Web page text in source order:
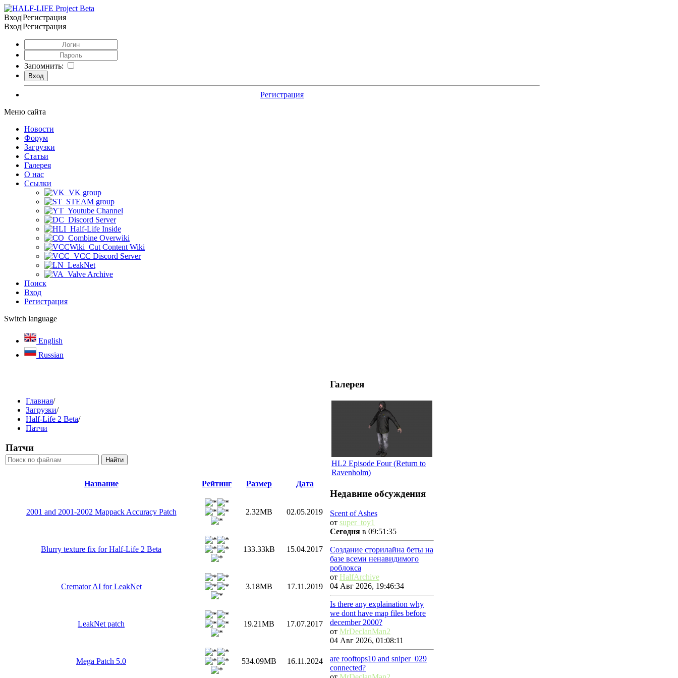
Вход|Регистрация
Вход|Регистрация
Запомнить:
Регистрация
Меню сайта
Новости
Форум
Загрузки
Статьи
Галерея
О нас
Ссылки
VK group
STEAM group
Youtube Channel
Discord Server
Half-Life Inside
Combine Overwiki
Cut Content Wiki
VCC Discord Server
LeakNet
Valve Archive
Поиск
Вход
Регистрация
Switch language
English
Russian
Главная/
Загрузки/
Half-Life 2 Beta/
Патчи
Патчи
Название Рейтинг Размер Дата
2001 and 2001-2002 Mappack Accuracy Patch 2.32MB 02.05.2019
Blurry texture fix for Half-Life 2 Beta 133.33kB 15.04.2017
Cremator AI for LeakNet 3.18MB 17.11.2019
LeakNet patch 19.21MB 17.07.2017
Mega Patch 5.0 534.09MB 16.11.2024
Галерея
HL2 Episode Four (Return to
Ravenholm)
Недавние обсуждения
Scent of Ashes
от super_toy1
Сегодня в 09:51:35
Создание сторилайна беты на
базе всеми ненавидимого
роблокса
от HalfArchive
04 Авг 2026, 19:46:34
Is there any explaination why
we dont have map files before
december 2000?
от MrDeclanMan2
04 Авг 2026, 01:08:11
are rooftops10 and sniper_029
connected?